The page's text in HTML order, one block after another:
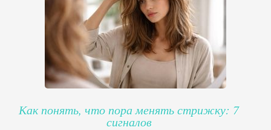
Как понять, что пора менять стрижку: 7
сигналов